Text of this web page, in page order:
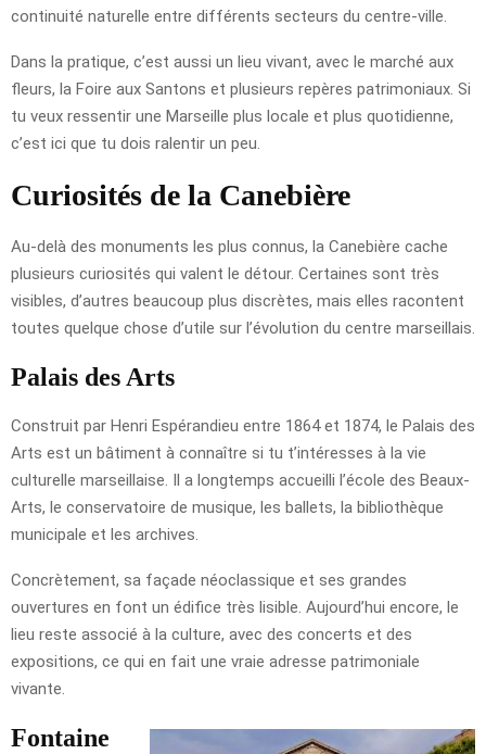
continuité naturelle entre différents secteurs du centre-ville.
Dans la pratique, c’est aussi un lieu vivant, avec le marché aux
fleurs, la Foire aux Santons et plusieurs repères patrimoniaux. Si
tu veux ressentir une Marseille plus locale et plus quotidienne,
c’est ici que tu dois ralentir un peu.
Curiosités de la Canebière
Au-delà des monuments les plus connus, la Canebière cache
plusieurs curiosités qui valent le détour. Certaines sont très
visibles, d’autres beaucoup plus discrètes, mais elles racontent
toutes quelque chose d’utile sur l’évolution du centre marseillais.
Palais des Arts
Construit par Henri Espérandieu entre 1864 et 1874, le Palais des
Arts est un bâtiment à connaître si tu t’intéresses à la vie
culturelle marseillaise. Il a longtemps accueilli l’école des Beaux-
Arts, le conservatoire de musique, les ballets, la bibliothèque
municipale et les archives.
Concrètement, sa façade néoclassique et ses grandes
ouvertures en font un édifice très lisible. Aujourd’hui encore, le
lieu reste associé à la culture, avec des concerts et des
expositions, ce qui en fait une vraie adresse patrimoniale
vivante.
Fontaine